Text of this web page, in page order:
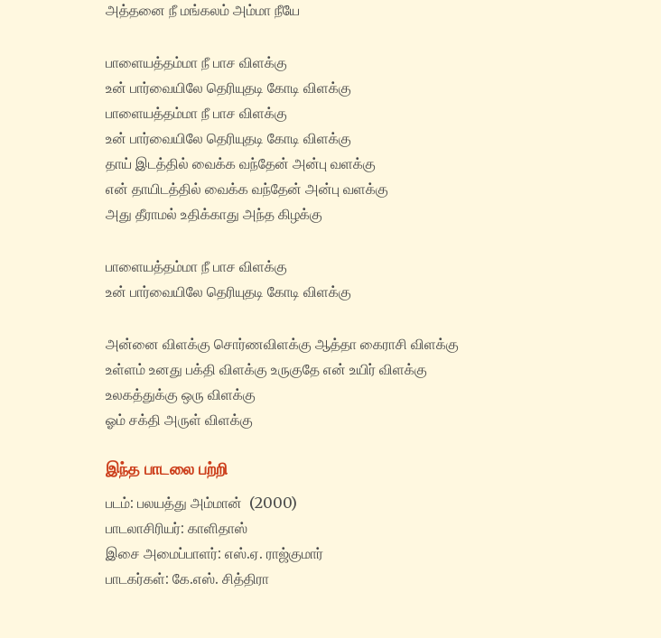
அத்தனை நீ மங்கலம் அம்மா நீயே
பாளையத்தம்மா நீ பாச விளக்கு
உன் பார்வையிலே தெரியுதடி கோடி விளக்கு
பாளையத்தம்மா நீ பாச விளக்கு
உன் பார்வையிலே தெரியுதடி கோடி விளக்கு
தாய் இடத்தில் வைக்க வந்தேன் அன்பு வளக்கு
என் தாயிடத்தில் வைக்க வந்தேன் அன்பு வளக்கு
அது தீராமல் உதிக்காது அந்த கிழக்கு
பாளையத்தம்மா நீ பாச விளக்கு
உன் பார்வையிலே தெரியுதடி கோடி விளக்கு
அன்னை விளக்கு சொர்ணவிளக்கு ஆத்தா கைராசி விளக்கு
உள்ளம் உனது பக்தி விளக்கு உருகுதே என் உயிர் விளக்கு
உலகத்துக்கு ஒரு விளக்கு
ஓம் சக்தி அருள் விளக்கு
இந்த பாடலை பற்றி
படம்: பலயத்து அம்மான் (2000)
பாடலாசிரியர்: காளிதாஸ்
இசை அமைப்பாளர்: எஸ்.ஏ. ராஜ்குமார்
பாடகர்கள்: கே.எஸ். சித்திரா